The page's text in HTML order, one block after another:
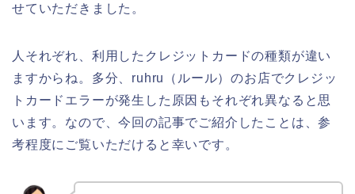
せていただきました。
人それぞれ、利用したクレジットカードの種類が違い
ますからね。多分、ruhru（ルール）のお店でクレジッ
トカードエラーが発生した原因もそれぞれ異なると思
います。なので、今回の記事でご紹介したことは、参
考程度にご覧いただけると幸いです。